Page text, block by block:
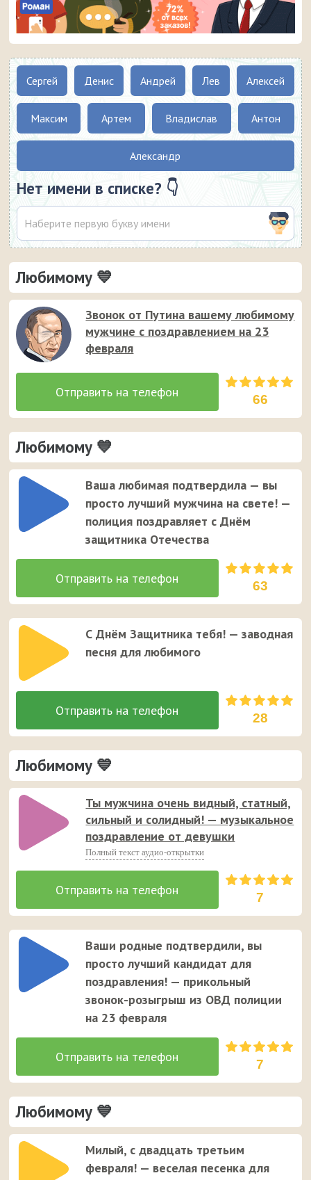
Сергей Денис Андрей Лев Алексей
Максим Артем Владислав Антон
Александр
Нет имени в списке? 👇
Любимому 💙
Звонок от Путина вашему любимому
мужчине с поздравлением на 23
февраля
66
Любимому 💙
Ваша любимая подтвердила — вы
просто лучший мужчина на свете! —
полиция поздравляет с Днём
защитника Отечества
63
С Днём Защитника тебя! — заводная
песня для любимого
28
Любимому 💙
Ты мужчина очень видный, статный,
сильный и солидный! — музыкальное
поздравление от девушки
Полный текст аудио-открытки
7
Ваши родные подтвердили, вы
просто лучший кандидат для
поздравления! — прикольный
звонок-розыгрыш из ОВД полиции
на 23 февраля
7
Любимому 💙
Милый, с двадцать третьим
февраля! — веселая песенка для